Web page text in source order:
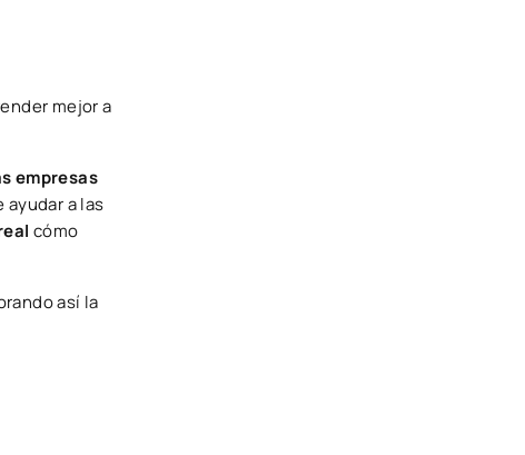
mejor a
empresas
a las
cómo
así la